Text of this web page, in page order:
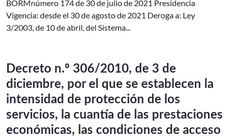
BORMnúmero 174 de 30 de julio de 2021 Presidencia
Vigencia: desde el 30 de agosto de 2021 Deroga a: Ley
3/2003, de 10 de abril, del Sistema...
Decreto n.º 306/2010, de 3 de
diciembre, por el que se establecen la
intensidad de protección de los
servicios, la cuantía de las prestaciones
económicas, las condiciones de acceso